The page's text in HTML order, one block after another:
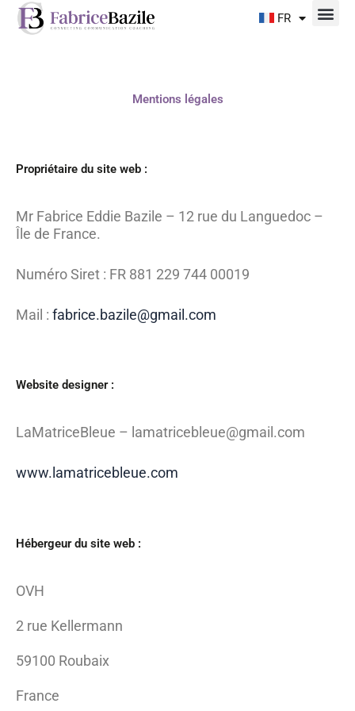
Aller
FR
Mentions légales
Propriétaire du site web :
Mr Fabrice Eddie Bazile – 12 rue du Languedoc –
Île de France.
Numéro Siret : FR 881 229 744 00019
Mail : fabrice.bazile@gmail.com
Website designer :
LaMatriceBleue – lamatricebleue@gmail.com
www.lamatricebleue.com
Hébergeur du site web :
OVH
2 rue Kellermann
59100 Roubaix
France